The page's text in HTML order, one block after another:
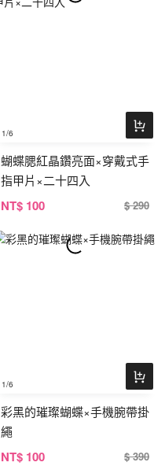
1/6
蝴蝶腮紅晶鑽亮面×穿戴式手
指甲片×二十四入
NT$ 100 $ 290
1/6
彩黑的璀璨蝴蝶×手機腕帶掛
繩
NT$ 100 $ 390